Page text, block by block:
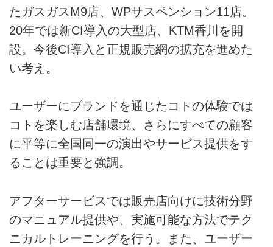
たガスガスM9店、WPサスペンション11店。
20年では新CI導入の大型店、KTM香川を開
設。今後CI導入と正規販売網の拡充を進めた
い考え。
ユーザーにブランドを通じたコトの体験では
コトを楽しむ店舗環境、さらにすべての顧客
に平等に全国同一の演出やサービス提供をす
ることは重要と強調。
アフターサービスでは販売店向けに技術分野
のマニュアル提供や、実施可能な方法でテク
ニカルトレーニングを行う。また、ユーザー